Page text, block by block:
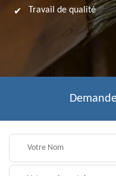
Travail de qualité